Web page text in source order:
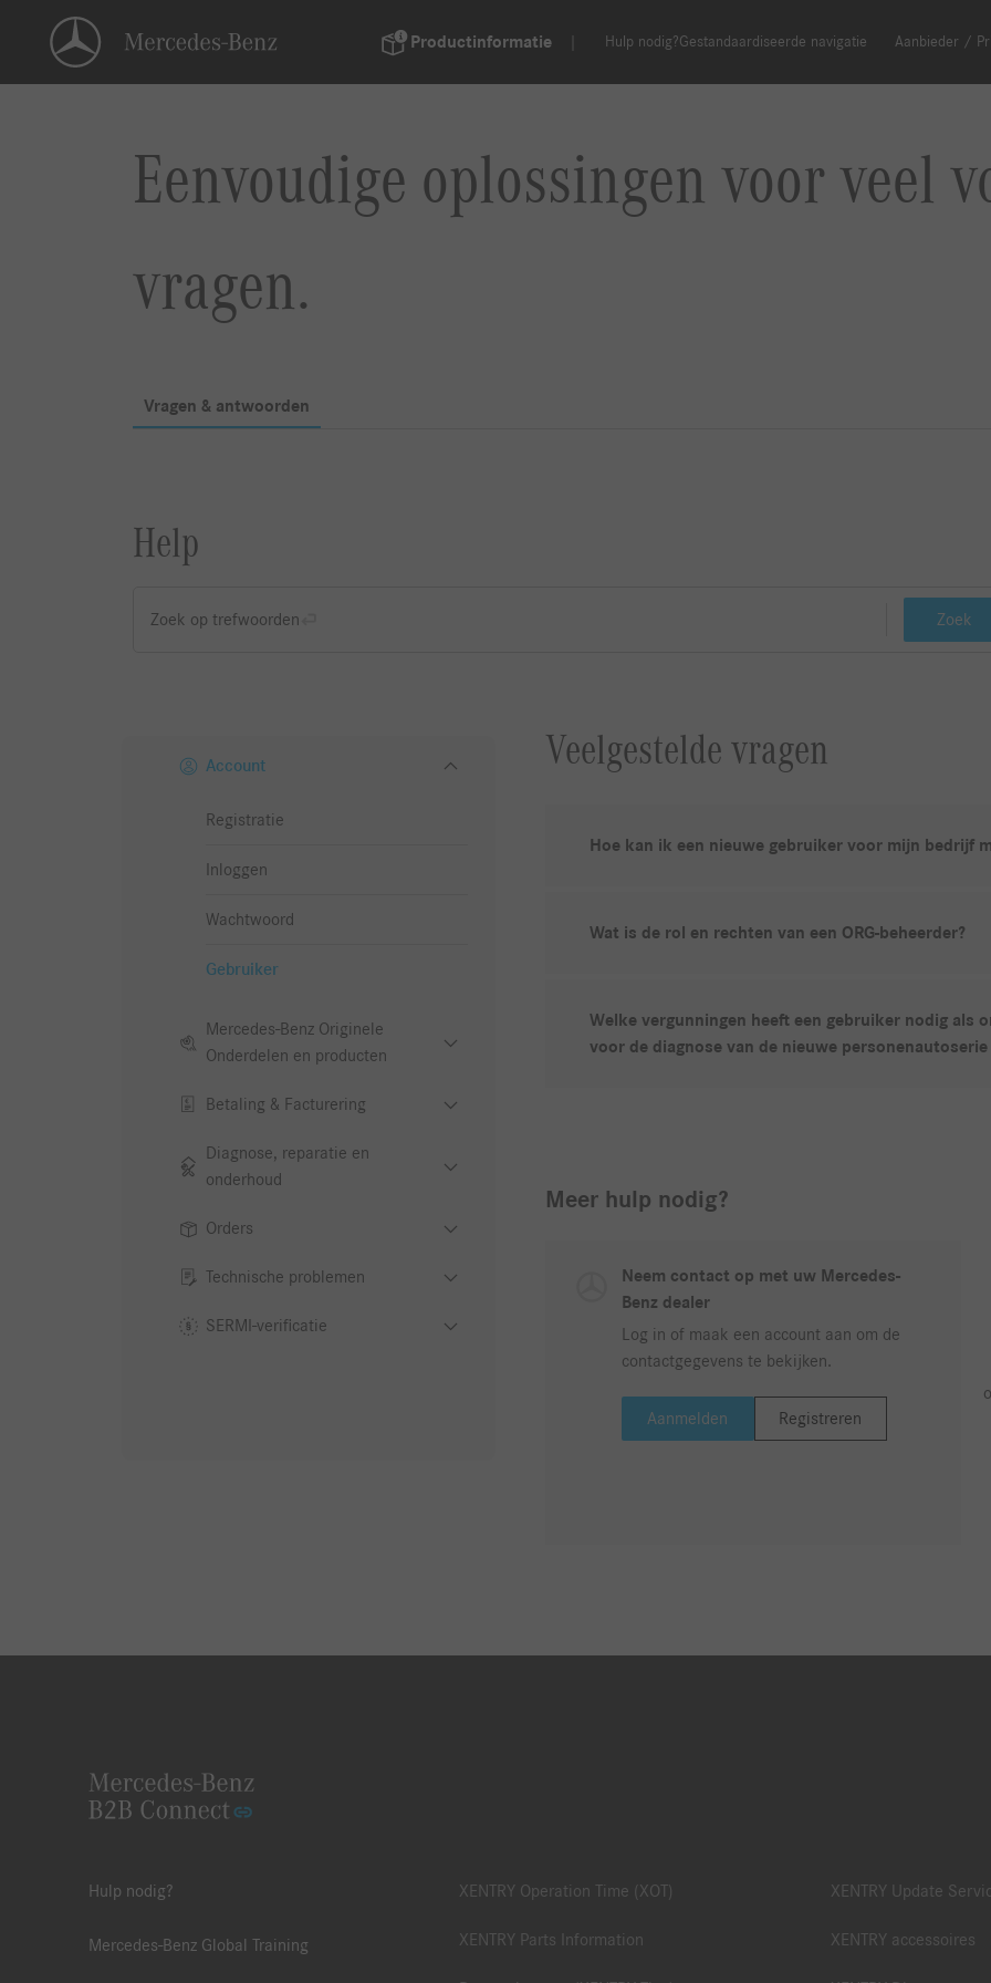
Productinformatie Hulp nodig?Gestandaardiseerde navigatie Aanbieder /
Eenvoudige oplossingen voor veel
vragen.
Vragen & antwoorden
Help
Zoek op trefwoorden Zoek
Account
Registratie
Inloggen
Wachtwoord
Gebruiker
Mercedes-Benz Originele
Onderdelen en producten
Betaling & Facturering
Diagnose, reparatie en
onderhoud
Orders
Technische problemen
SERMI-verificatie
Veelgestelde vragen
Hoe kan ik een nieuwe gebruiker voor mijn bedrijf
Wat is de rol en rechten van een ORG-beheerder?
Welke vergunningen heeft een gebruiker nodig als
voor de diagnose van de nieuwe personenautoserie
Meer hulp nodig?
Neem contact op met uw Mercedes-
Benz dealer
Log in of maak een account aan om de
contactgegevens te bekijken.
Aanmelden Registreren
Hulp nodig?
Mercedes-Benz Global Training
XENTRY Operation Time (XOT)
XENTRY Parts Information
XENTRY Update
XENTRY accessoires